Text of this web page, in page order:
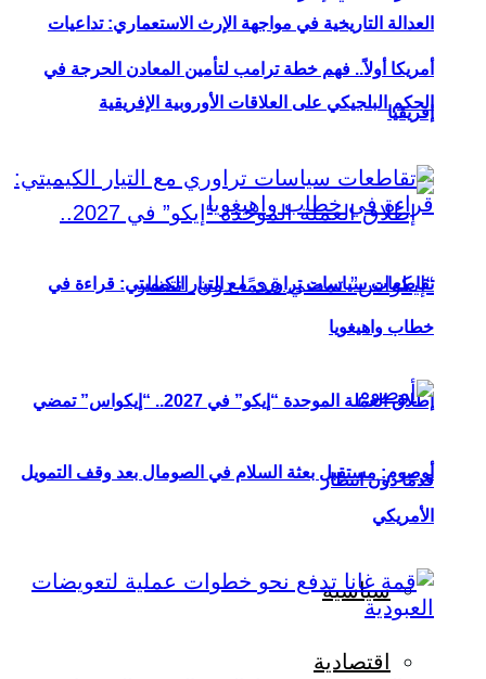
العدالة التاريخية في مواجهة الإرث الاستعماري: تداعيات
الحكم البلجيكي على العلاقات الأوروبية الإفريقية
إطلاق العملة الموحدة “إيكو” في 2027.. “إيكواس” تمضي
قدمًا دون انتظار
سياسية
اقتصادية
أمريكا أولاً.. فهم خطة ترامب لتأمين المعادن الحرجة في
إفريقيا
تقاطعات سياسات تراوري مع التيار الكيميتي: قراءة في
خطاب واهيغويا
أوصوم: مستقبل بعثة السلام في الصومال بعد وقف التمويل
الأمريكي